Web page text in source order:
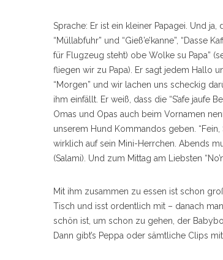
Sprache: Er ist ein kleiner Papagei. Und
“Müllabfuhr” und “Gieß’e’kanne”, “Dasse
für Flugzeug steht) obe Wolke su Papa”
fliegen wir zu Papa). Er sagt jedem Hallo
“Morgen” und wir lachen uns scheckig
ihm einfällt. Er weiß, dass die “S’afe jaufe
Omas und Opas auch beim Vornamen
unserem Hund Kommandos geben.
wirklich auf sein Mini-Herrchen. Abends
(Salami). Und zum Mittag am Liebsten
Mit ihm zusammen zu essen ist schon
Tisch und isst ordentlich mit – danach
schön ist, um schon zu gehen, der
Dann gibt’s Peppa oder sämtliche Clips